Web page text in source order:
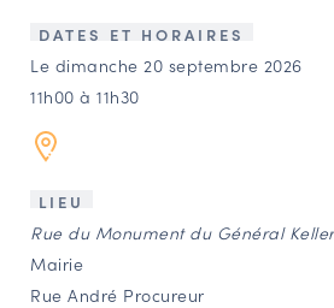
CONTACT
Agenda
Annuaire
Ressources
DATES ET HORAIRES
Le dimanche 20 septembre 2026
11h00 à 11h30
LIEU
Rue du Monument du Général
Mairie
Rue André Procureur